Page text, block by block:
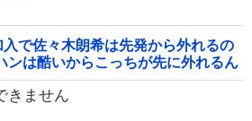
入で佐々木朗希は先発から外れるの
は酷いからこっちが先に外れるん
ローブで好投が続いてるし佐々木
きません